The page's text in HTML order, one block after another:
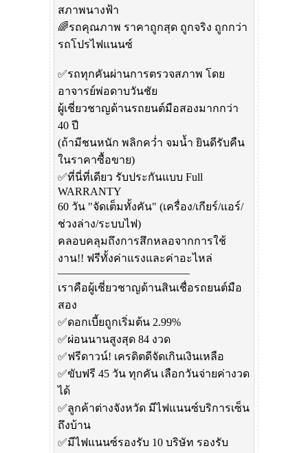
สภาพนางฟ้า
🌈รถคุณภาพ ราคาถูกสุด ถูกจริง ถูกกว่า
รถโปรไฟแนนซ์
✅รถทุกคันผ่านการตรวจสภาพ โดย
อาจารย์พ่อดาบวันชัย
ผู้เชี่ยวชาญด้านรถยนต์มือสองมากกว่า
40 ปี
(ถ้ามีชนหนัก พลิกคว่ำ จมน้ำ ยินดีรับคืน
ในราคาซื้อขาย)
✅ที่นี่ที่เดียว รับประกันแบบ Full
WARRANTY
60 วัน "จัดเต็มทั้งคัน" (เครื่อง/เกียร์/แอร์/
ช่วงล่าง/ระบบไฟ)
คลอบคลุมถึงการสึกหลอจากการใช้
งาน!! ฟรีทั้งค่าแรงและค่าอะไหล่
————————————
เราคือผู้เชี่ยวชาญด้านสินเชื่อรถยนต์มือ
สอง
✅ดอกเบี้ยถูกเริ่มต้น 2.99%
✅ผ่อนนานสูงสุด 84 งวด
✅ฟรีดาวน์! เครดิตดีจัดเกินเงินเหลือ
✅ขับฟรี 45 วัน ทุกคัน เลือกวันจ่ายค่างวด
ได้
✅ลูกค้าต่างจังหวัด มีไฟแนนซ์บริการเซ็น
ถึงบ้าน
✅มีไฟแนนซ์รองรับ 10 บริษัท รองรับ